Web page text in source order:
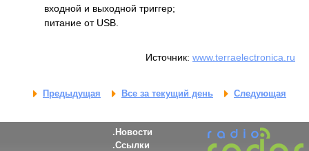
входной и выходной триггер;
питание от USB.
Источник: www.terraelectronica.ru
Предыдущая Все за текущий день Следующая
Новости
Ссылки